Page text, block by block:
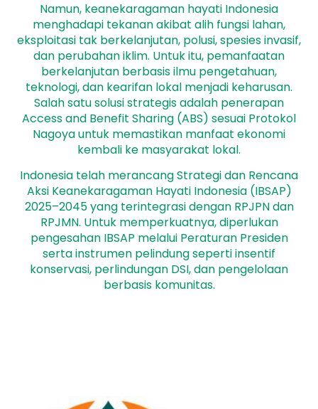
Namun, keanekaragaman hayati Indonesia
menghadapi tekanan akibat alih fungsi lahan,
eksploitasi tak berkelanjutan, polusi, spesies invasif,
dan perubahan iklim. Untuk itu, pemanfaatan
berkelanjutan berbasis ilmu pengetahuan,
teknologi, dan kearifan lokal menjadi keharusan.
Salah satu solusi strategis adalah penerapan
Access and Benefit Sharing (ABS) sesuai Protokol
Nagoya untuk memastikan manfaat ekonomi
kembali ke masyarakat lokal.
Indonesia telah merancang Strategi dan Rencana
Aksi Keanekaragaman Hayati Indonesia (IBSAP)
2025–2045 yang terintegrasi dengan RPJPN dan
RPJMN. Untuk memperkuatnya, diperlukan
pengesahan IBSAP melalui Peraturan Presiden
serta instrumen pelindung seperti insentif
konservasi, perlindungan DSI, dan pengelolaan
berbasis komunitas.